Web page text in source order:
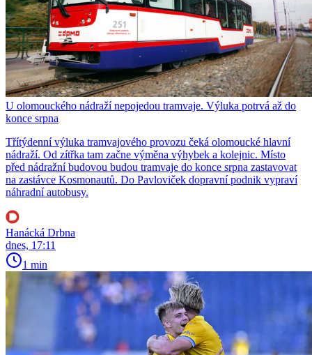
U olomouckého nádraží nepojedou tramvaje. Výluka potrvá až do
konce srpna
Třítýdenní výluka tramvajového provozu čeká olomoucké hlavní
nádraží. Od zítřka tam začne výměna výhybek a kolejnic. Místo
před nádražní budovou budou tramvaje do konce srpna zastavovat
na zastávce Kosmonautů. Do Pavloviček dopravní podnik vypraví
náhradní autobusy.
Hanácká Drbna
dnes, 17:11
1 min